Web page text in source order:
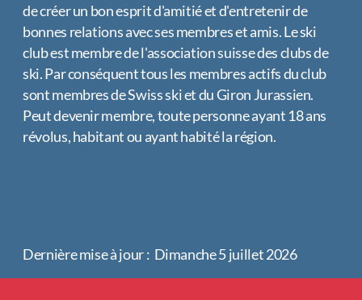
de créer un bon esprit d'amitié et d'entretenir de
bonnes relations avec ses membres et amis. Le ski
club est membre de l'association suisse des clubs de
ski. Par conséquent tous les membres actifs du club
sont membres de Swiss ski et du Giron Jurassien.
Peut devenir membre, toute personne ayant 18 ans
révolus, habitant ou ayant habité la région.
Dernière mise à jour : Dimanche 5 juillet 2026